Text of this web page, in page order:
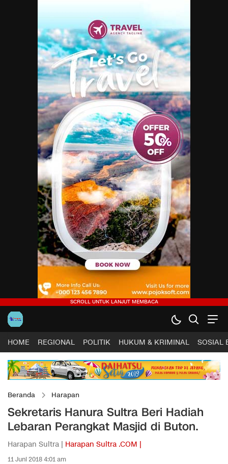
HOME REGIONAL POLITIK HUKUM & KRIMINAL SOSIAL
Beranda Harapan
Sekretaris Hanura Sultra Beri Hadiah
Lebaran Perangkat Masjid di Buton.
Harapan Sultra | Harapan Sultra .COM |
11 Juni 2018 4:01 am